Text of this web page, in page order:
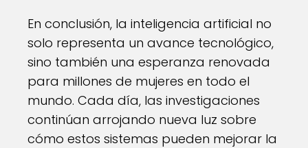
En conclusión, la inteligencia artificial no
solo representa un avance tecnológico,
sino también una esperanza renovada
para millones de mujeres en todo el
mundo. Cada día, las investigaciones
continúan arrojando nueva luz sobre
cómo estos sistemas pueden mejorar la